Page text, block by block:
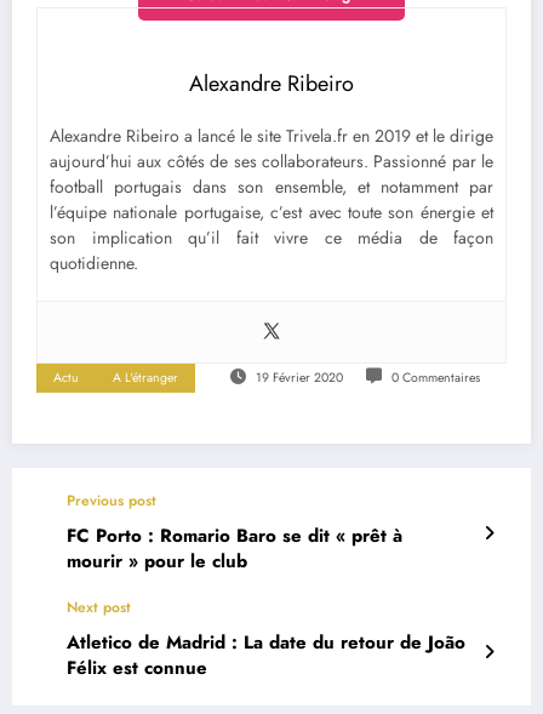
Alexandre Ribeiro
Alexandre Ribeiro a lancé le site Trivela.fr en 2019 et le dirige
aujourd’hui aux côtés de ses collaborateurs. Passionné par le
football portugais dans son ensemble, et notamment par
l’équipe nationale portugaise, c’est avec toute son énergie et
son implication qu’il fait vivre ce média de façon
quotidienne.
Actu A L'étranger 19 Février 2020 0 Commentaires
Previous post
FC Porto : Romario Baro se dit « prêt à
mourir » pour le club
Next post
Atletico de Madrid : La date du retour de João
Félix est connue